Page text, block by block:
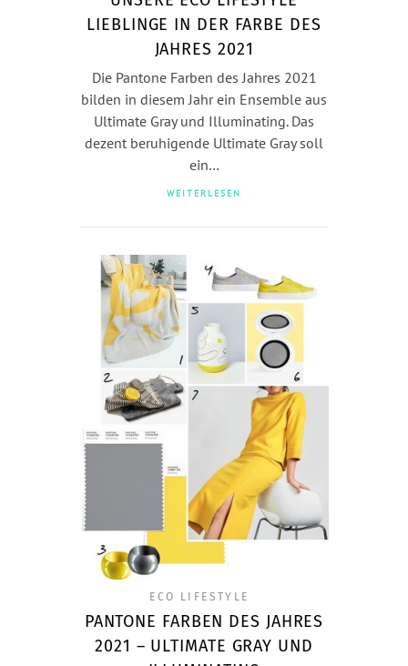
LIEBLINGE IN DER FARBE DES
JAHRES 2021
Die Pantone Farben des Jahres 2021
bilden in diesem Jahr ein Ensemble aus
Ultimate Gray und Illuminating. Das
dezent beruhigende Ultimate Gray soll
ein…
WEITERLESEN
ECO LIFESTYLE
PANTONE FARBEN DES JAHRES
2021 – ULTIMATE GRAY UND